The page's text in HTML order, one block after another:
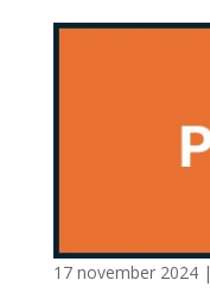
17 november 2024|